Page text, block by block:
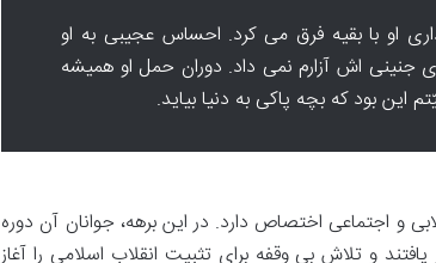
او با بقیه فرق می کرد. احساس عجیبی به او
جنینی اش آزارم نمی داد. دوران حمل او همیشه
بود که بچه پاکی به دنیا بیاید.
اجتماعی اختصاص دارد. در این برهه، جوانان آن دوره
و تلاش بی وقفه برای تثبیت انقلاب اسلامی را آغاز